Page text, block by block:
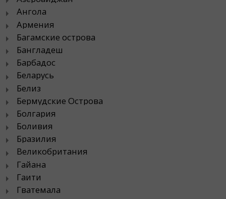
Ангола
Армения
Багамские острова
Бангладеш
Барбадос
Беларусь
Белиз
Бермудские Острова
Болгария
Боливия
Бразилия
Великобритания
Гайана
Гаити
Гватемала